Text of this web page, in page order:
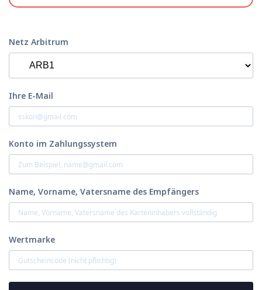
Netz Arbitrum
Ihre E-Mail
Konto im Zahlungssystem
Name, Vorname, Vatersname des Empfängers
Wertmarke